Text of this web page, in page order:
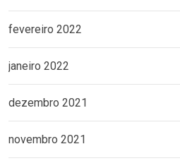
fevereiro 2022
janeiro 2022
dezembro 2021
novembro 2021